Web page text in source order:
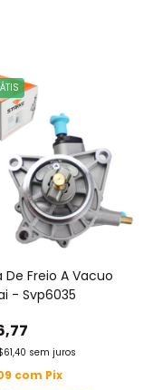
De Freio A Vacuo
- Svp6035
sem juros
com Pix